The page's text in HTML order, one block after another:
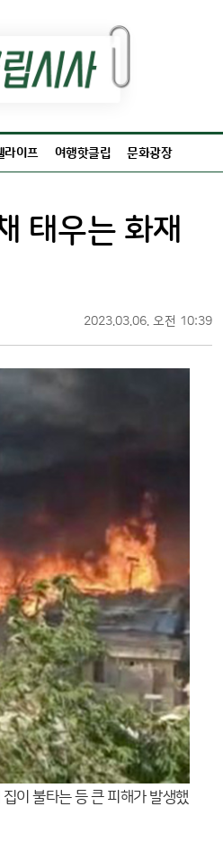
라이프 여행핫클립 문화광장
태우는 화재
2023.03.06. 오전 10:39
이 불타는 등 큰 피해가 발생했